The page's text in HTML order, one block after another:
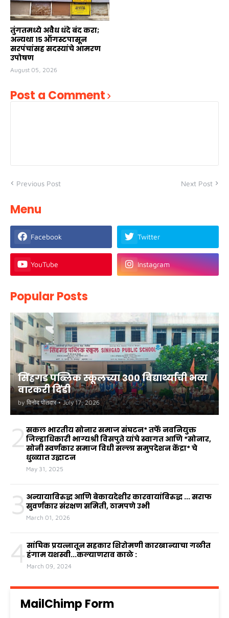
तुंगतमध्ये अवैध धंदे बंद करा;
अन्यथा १५ ऑगस्टपासून
सरपंचांसह सदस्यांचे आमरण
उपोषण
August 05, 2026
Post a Comment
Previous Post Next Post
Menu
Facebook Twitter
YouTube Instagram
Popular Posts
सिंहगड पब्लिक स्कूलच्या ३०० विद्यार्थ्यांची भव्य
वारकरी दिंडी
by विनोद पोतदार • July 17, 2026
2 सकल भारतीय सोनार समाज संघटन* तर्फे नवनियुक्त
जिल्हाधिकारी भाग्यश्री विसपुते यांचे स्वागत आणि *सोनार,
सोनी स्वर्णकार समाज विधी सल्ला समुपदेशन केंद्रा* चे
धुळ्यात उद्घाटन
May 31, 2025
3 अन्यायाविरुद्ध आणि बेकायदेशीर कारवायांविरुद्ध ... सराफ
सुवर्णकार संरक्षण समिती, ठामपणे उभी
March 01, 2026
4 सांघिक प्रयत्नातून सहकार शिरोमणी कारखान्याचा गळीत
हंगाम यशस्वी...कल्याणराव काळे :
March 09, 2024
MailChimp Form